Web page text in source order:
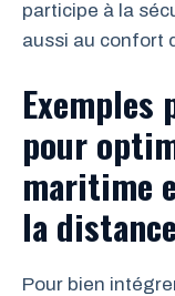
participe à la
aussi au confort
Exemples
pour
maritime
la
Pour bien